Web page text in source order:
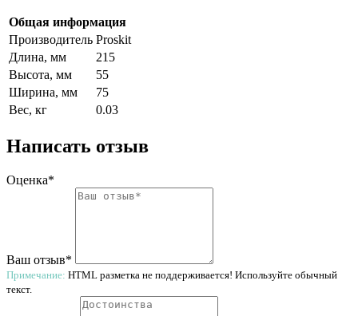
Общая информация
Производитель Proskit
Длина, мм
215
Высота, мм
55
Ширина, мм
75
Вес, кг
0.03
Написать отзыв
Оценка*
Ваш отзыв*
Примечание: HTML разметка не поддерживается! Используйте обычный
текст.